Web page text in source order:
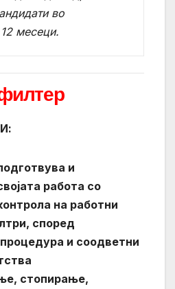
во
месеци.
и
работа со
на работни
според
и соодветни
стопирање,